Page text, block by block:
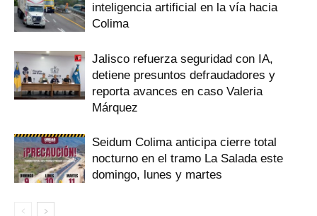
inteligencia artificial en la vía hacia
Colima
Jalisco refuerza seguridad con IA,
detiene presuntos defraudadores y
reporta avances en caso Valeria
Márquez
Seidum Colima anticipa cierre total
nocturno en el tramo La Salada este
domingo, lunes y martes